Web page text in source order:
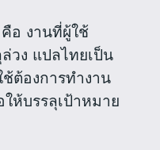
คือ งานที่ผู้ใช้
วง แปลไทยเป็น
ต้องการทำงาน
ให้บรรลุเป้าหมาย